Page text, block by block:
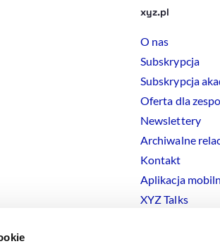
xyz.pl
O nas
Subskrypcja
Subskrypcja
Oferta dla
Newslettery
Archiwalne
Kontakt
Aplikacja
XYZ Talks